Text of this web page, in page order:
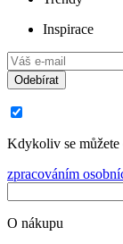
Inspirace
Odebírat
Kdykoliv se můžete
zpracováním
O nákupu